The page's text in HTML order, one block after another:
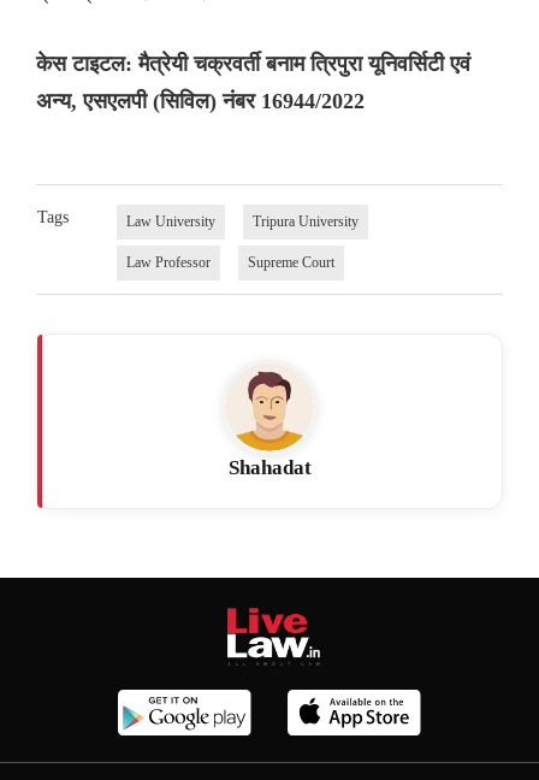
केस टाइटल: मैत्रेयी चक्रवर्ती बनाम त्रिपुरा यूनिवर्सिटी एवं
अन्य, एसएलपी (सिविल) नंबर 16944/2022
Tags Law University Tripura University
Law Professor Supreme Court
Shahadat